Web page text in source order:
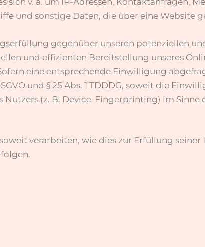
und sonstige Daten, die über eine Website
gegenüber unseren potenziellen
und effizienten Bereitstellung unseres
eine entsprechende Einwilligung
und § 25 Abs. 1 TDDDG, soweit die
(z. B. Device-Fingerprinting) im Sinne
verarbeiten, wie dies zur Erfüllung